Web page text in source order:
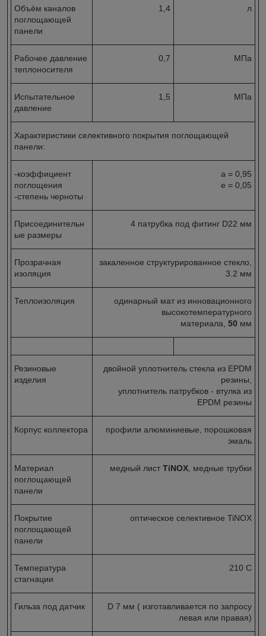
Объём каналов
поглощающей
панели
1,4 л
Рабочее давление
теплоносителя
0,7 МПа
Испытательное
давление
1,5 МПа
Характеристики селективного покрытия поглощающей
панели:
-коэффициент
поглощения
-степень черноты
a = 0,95
e = 0,05
Присоединительн
ые размеры
4 патрубка под фитинг D22 мм
Прозрачная
изоляция
закаленное структурированное стекло,
3.2 мм
Теплоизоляция
одинарный мат из инновационного
высокотемпературного
материала, 50 мм
Резиновые
изделия
двойной уплотнитель стекла из EPDM
резины,
уплотнитель патрубков - втулка из
EPDM резины
Корпус коллектора
профили алюминиевые, порошковая
эмаль
Материал
поглощающей
панели
медный лист TiNOX, медные трубки
Покрытие
поглощающей
панели
оптическое селективное TiNOX
Температура
стагнации
210 C
Гильза под датчик
D 7 мм ( изготавливается по запросу
левая или правая)